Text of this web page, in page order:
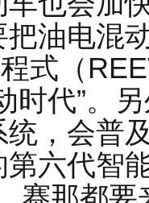
油电混
程式（
时代”。
，会普
六代智